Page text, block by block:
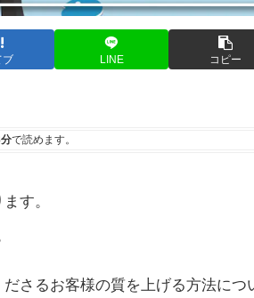
ブ LINE コピー
で読めます。
す。
さるお客様の質を上げる方法につ